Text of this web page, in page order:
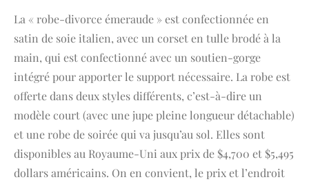
La « robe-divorce émeraude » est confectionnée en
satin de soie italien, avec un corset en tulle brodé à la
main, qui est confectionné avec un soutien-gorge
intégré pour apporter le support nécessaire. La robe est
offerte dans deux styles différents, c’est-à-dire un
modèle court (avec une jupe pleine longueur détachable)
et une robe de soirée qui va jusqu’au sol. Elles sont
disponibles au Royaume-Uni aux prix de $4,700 et $5,495
dollars américains. On en convient, le prix et l’endroit